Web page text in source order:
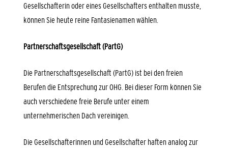
Gesellschafterin oder eines Gesellschafters enthalten musste,
können Sie heute reine Fantasienamen wählen.
Partnerschaftsgesellschaft (PartG)
Die Partnerschaftsgesellschaft (PartG) ist bei den freien
Berufen die Entsprechung zur OHG. Bei dieser Form können Sie
auch verschiedene freie Berufe unter einem
unternehmerischen Dach vereinigen.
Die Gesellschafterinnen und Gesellschafter haften analog zur